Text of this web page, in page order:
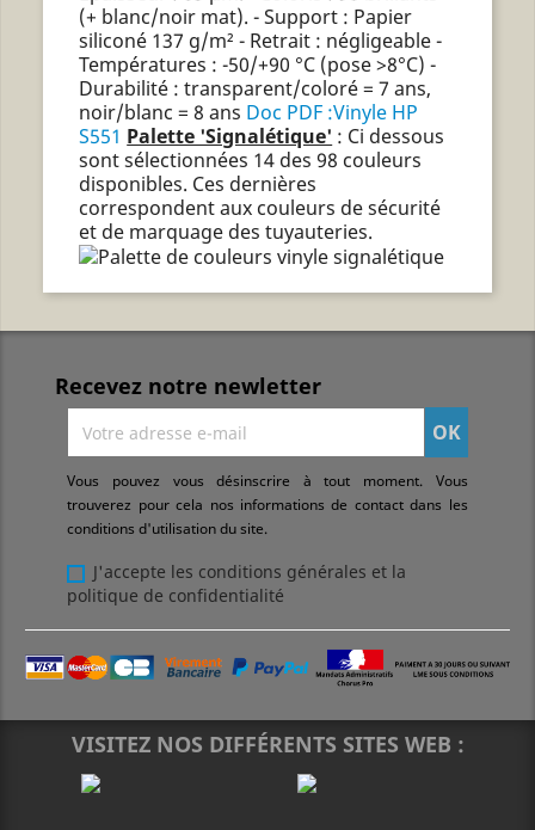
(+ blanc/noir mat). - Support : Papier
siliconé 137 g/m² - Retrait : négligeable -
Températures : -50/+90 °C (pose >8°C) -
Durabilité : transparent/coloré = 7 ans,
noir/blanc = 8 ans Doc PDF :Vinyle HP
S551 Palette 'Signalétique' : Ci dessous
sont sélectionnées 14 des 98 couleurs
disponibles. Ces dernières
correspondent aux couleurs de sécurité
et de marquage des tuyauteries.
Recevez notre newletter
Vous pouvez vous désinscrire à tout moment. Vous
trouverez pour cela nos informations de contact dans les
conditions d'utilisation du site.
J'accepte les conditions générales et la
politique de confidentialité
VISITEZ NOS DIFFÉRENTS SITES WEB :